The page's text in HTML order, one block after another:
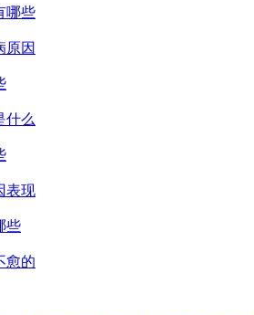
哪些
原因
什么
表现
些
愈的